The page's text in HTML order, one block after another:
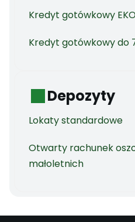
Kredyt gotówkowy
Kredyt gotówkowy do
Depozyty
Lokaty standardowe
Otwarty rachunek
małoletnich